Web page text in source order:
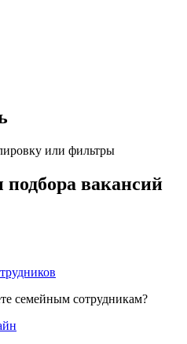
или фильтры
вакансий
семейным сотрудникам?